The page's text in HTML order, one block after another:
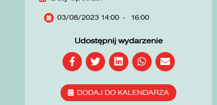
03/08/2023 14:00 - 16:00
Udostępnij wydarzenie
DODAJ DO KALENDARZA